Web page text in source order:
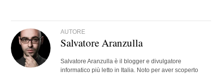
AUTORE
Salvatore Aranzulla
Salvatore Aranzulla è il blogger e divulgatore
informatico più letto in Italia. Noto per aver scoperto